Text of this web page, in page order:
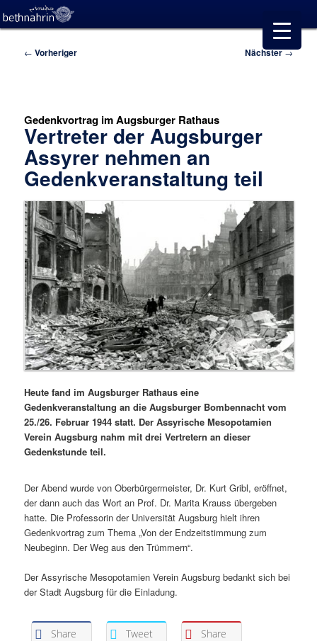
Beitragsnavigation
← Vorheriger Nächster→
Gedenkvortrag im Augsburger Rathaus
Vertreter der Augsburger
Assyrer nehmen an
Gedenkveranstaltung teil
Heute fand im Augsburger Rathaus eine
Gedenkveranstaltung an die Augsburger Bombennacht vom
25./26. Februar 1944 statt. Der Assyrische Mesopotamien
Verein Augsburg nahm mit drei Vertretern an dieser
Gedenkstunde teil.
Der Abend wurde von Oberbürgermeister, Dr. Kurt Gribl, eröffnet,
der dann auch das Wort an Prof. Dr. Marita Krauss übergeben
hatte. Die Professorin der Universität Augsburg hielt ihren
Gedenkvortrag zum Thema „Von der Endzeitstimmung zum
Neubeginn. Der Weg aus den Trümmern“.
Der Assyrische Mesopotamien Verein Augsburg bedankt sich bei
der Stadt Augsburg für die Einladung.
Share Tweet Share